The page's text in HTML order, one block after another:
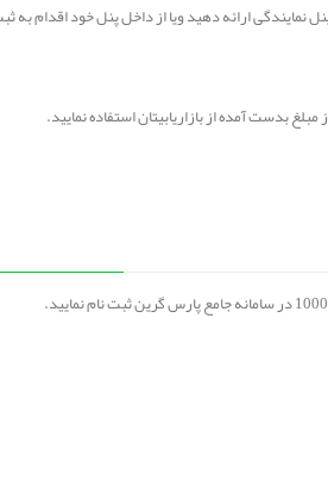
ارائه دهید ویا از داخل پنل خود اقدام به